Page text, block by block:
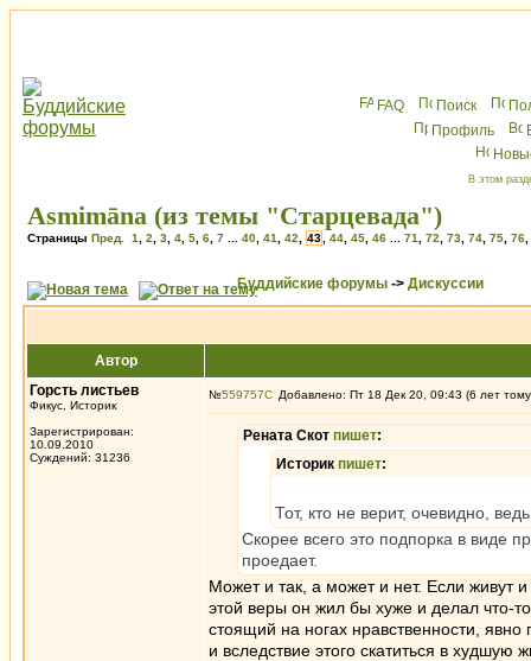
FAQ Поиск
Профиль
В этом
Asmimāna (из темы "Старцевада")
Страницы Пред. 1 2 3 4 5 6 7 40 41 42 43 44 45 46 71 72 73 74 75 76
Буддийские форумы -> Дискуссии
Автор
Горсть листьев
Фикус, Историк
Зарегистрирован:
10.09.2010
Суждений: 31236
№559757 Добавлено: Пт 18 Дек 20, 09:43 (6 лет
Рената Скот пишет:
Историк пишет:
Тот, кто не верит, очевидно,
Скорее всего это подпорка в виде
проедает.
Может и так, а может и нет. Если живут
этой веры он жил бы хуже и делал что-
стоящий на ногах нравственности,
и вследствие этого скатиться в худшую